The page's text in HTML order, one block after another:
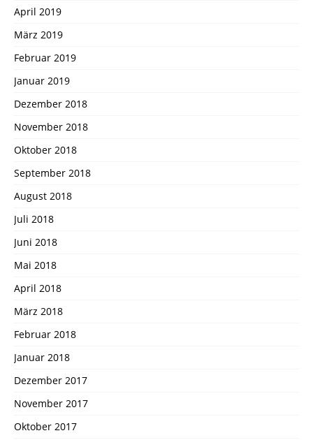
April 2019
März 2019
Februar 2019
Januar 2019
Dezember 2018
November 2018
Oktober 2018
September 2018
August 2018
Juli 2018
Juni 2018
Mai 2018
April 2018
März 2018
Februar 2018
Januar 2018
Dezember 2017
November 2017
Oktober 2017